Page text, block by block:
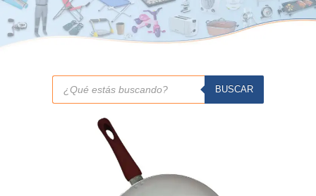
TIENDA
Búsqueda
productos
BUSCAR